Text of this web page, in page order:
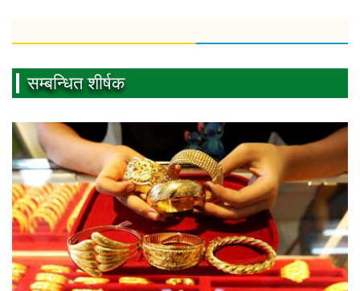
सम्बन्धित शीर्षक